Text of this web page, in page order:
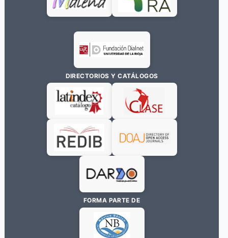
DIRECTORIOS Y CATÁLOGOS
FORMA PARTE DE